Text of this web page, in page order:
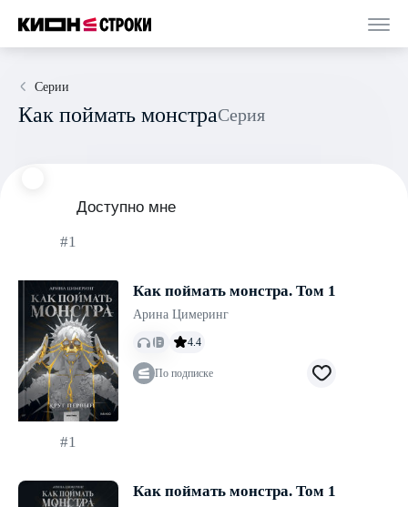
Серии
Как поймать монстра Серия
Доступно мне
#1
Как поймать монстра. Том 1
Арина Цимеринг
4.4
По подписке
#1
Как поймать монстра. Том 1